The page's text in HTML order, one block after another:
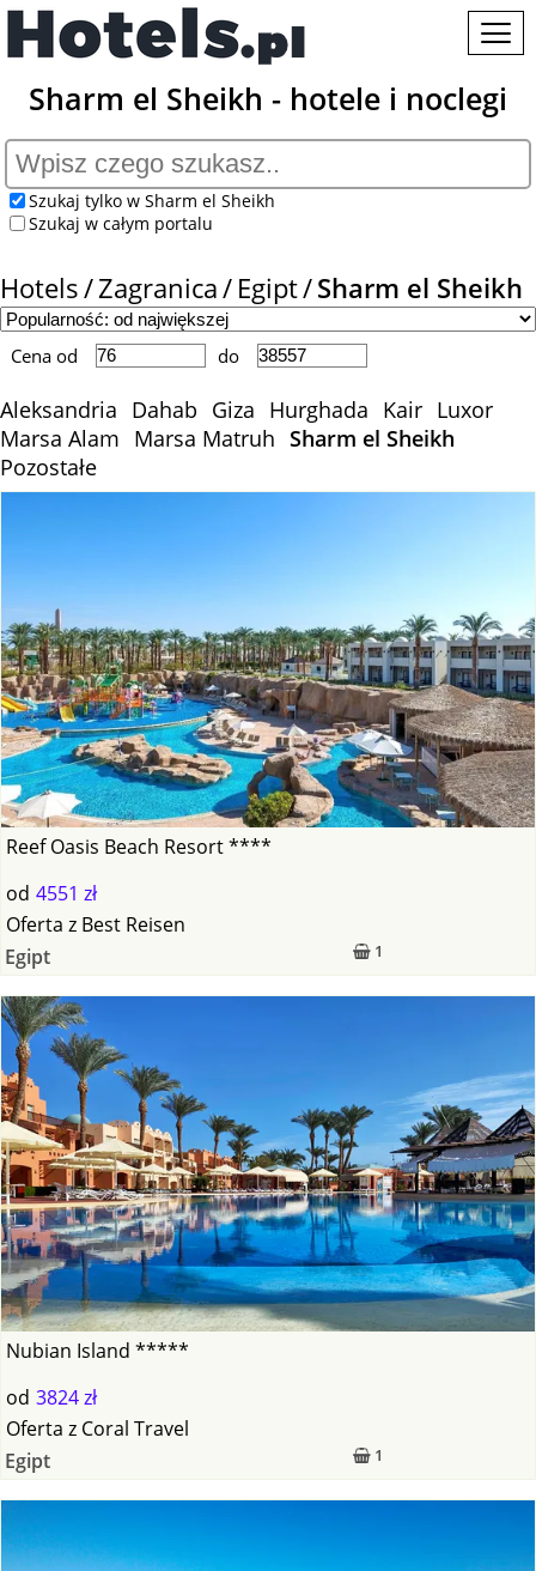
Sharm el Sheikh - hotele i noclegi
Szukaj tylko w Sharm el Sheikh
Szukaj w całym portalu
Hotels Zagranica Egipt Sharm el Sheikh
Cena od do
Aleksandria Dahab Giza Hurghada Kair Luxor
Marsa Alam Marsa Matruh Sharm el Sheikh
Pozostałe
Reef Oasis Beach Resort ****
od 4551 zł
1
Oferta z Best Reisen
Egipt
Nubian Island *****
od 3824 zł
1
Oferta z Coral Travel
Egipt